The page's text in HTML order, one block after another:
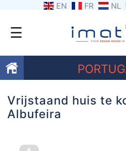
EN FR NL
☰
Favorieten
Vrijstaand huis te
Albufeira